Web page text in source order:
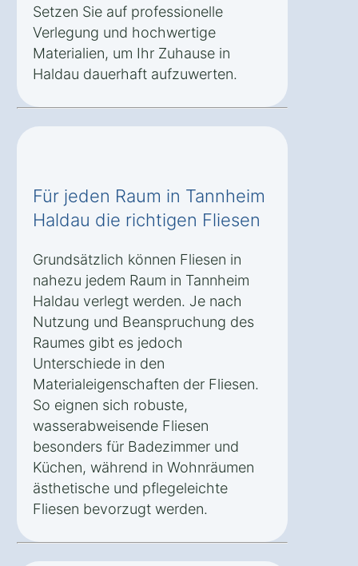
Setzen Sie auf professionelle
Verlegung und hochwertige
Materialien, um Ihr Zuhause in
Haldau dauerhaft aufzuwerten.
Für jeden Raum in Tannheim
Haldau die richtigen Fliesen
Grundsätzlich können Fliesen in
nahezu jedem Raum in Tannheim
Haldau verlegt werden. Je nach
Nutzung und Beanspruchung des
Raumes gibt es jedoch
Unterschiede in den
Materialeigenschaften der Fliesen.
So eignen sich robuste,
wasserabweisende Fliesen
besonders für Badezimmer und
Küchen, während in Wohnräumen
ästhetische und pflegeleichte
Fliesen bevorzugt werden.